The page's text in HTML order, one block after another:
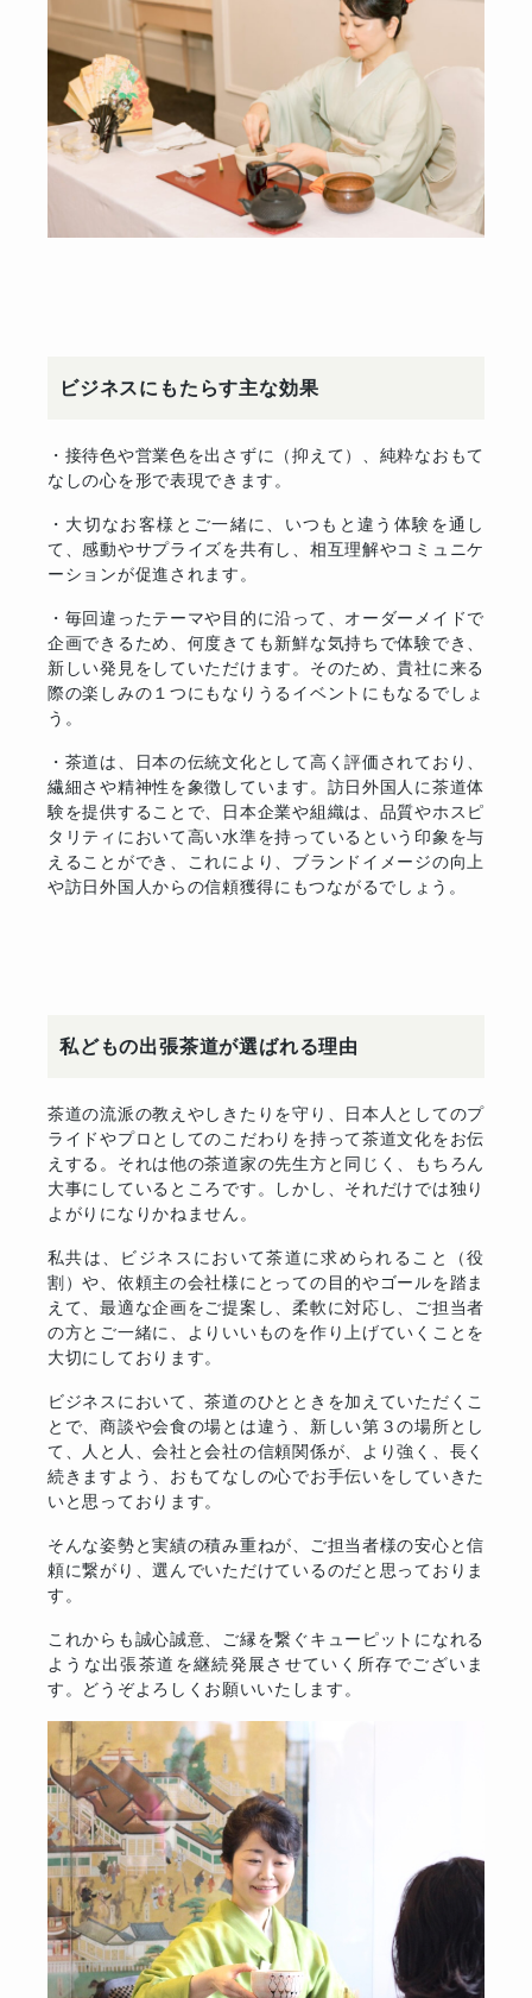
ビジネスにもたらす主な効果
・接待色や営業色を出さずに（抑えて）、純粋なおもて
なしの心を形で表現できます。
・大切なお客様とご一緒に、いつもと違う体験を通し
て、感動やサプライズを共有し、相互理解やコミュニケ
ーションが促進されます。
・毎回違ったテーマや目的に沿って、オーダーメイドで
企画できるため、何度きても新鮮な気持ちで体験でき、
新しい発見をしていただけます。そのため、貴社に来る
際の楽しみの１つにもなりうるイベントにもなるでしょ
う。
・茶道は、日本の伝統文化として高く評価されており、
繊細さや精神性を象徴しています。訪日外国人に茶道体
験を提供することで、日本企業や組織は、品質やホスピ
タリティにおいて高い水準を持っているという印象を与
えることができ、これにより、ブランドイメージの向上
や訪日外国人からの信頼獲得にもつながるでしょう。
私どもの出張茶道が選ばれる理由
茶道の流派の教えやしきたりを守り、日本人としてのプ
ライドやプロとしてのこだわりを持って茶道文化をお伝
えする。それは他の茶道家の先生方と同じく、もちろん
大事にしているところです。しかし、それだけでは独り
よがりになりかねません。
私共は、ビジネスにおいて茶道に求められること（役
割）や、依頼主の会社様にとっての目的やゴールを踏ま
えて、最適な企画をご提案し、柔軟に対応し、ご担当者
の方とご一緒に、よりいいものを作り上げていくことを
大切にしております。
ビジネスにおいて、茶道のひとときを加えていただくこ
とで、商談や会食の場とは違う、新しい第３の場所とし
て、人と人、会社と会社の信頼関係が、より強く、長く
続きますよう、おもてなしの心でお手伝いをしていきた
いと思っております。
そんな姿勢と実績の積み重ねが、ご担当者様の安心と信
頼に繋がり、選んでいただけているのだと思っておりま
す。
これからも誠心誠意、ご縁を繋ぐキューピットになれる
ような出張茶道を継続発展させていく所存でございま
す。どうぞよろしくお願いいたします。